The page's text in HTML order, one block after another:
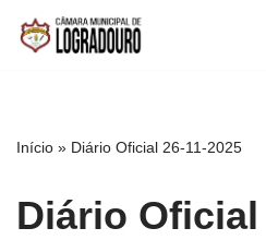
Pular
Início » Diário Oficial 26-11-2025
Diário Oficial